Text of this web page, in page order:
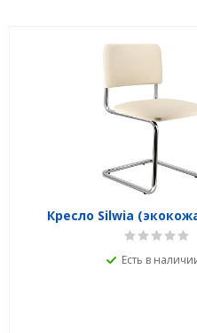
Кресло Silwia
Есть в